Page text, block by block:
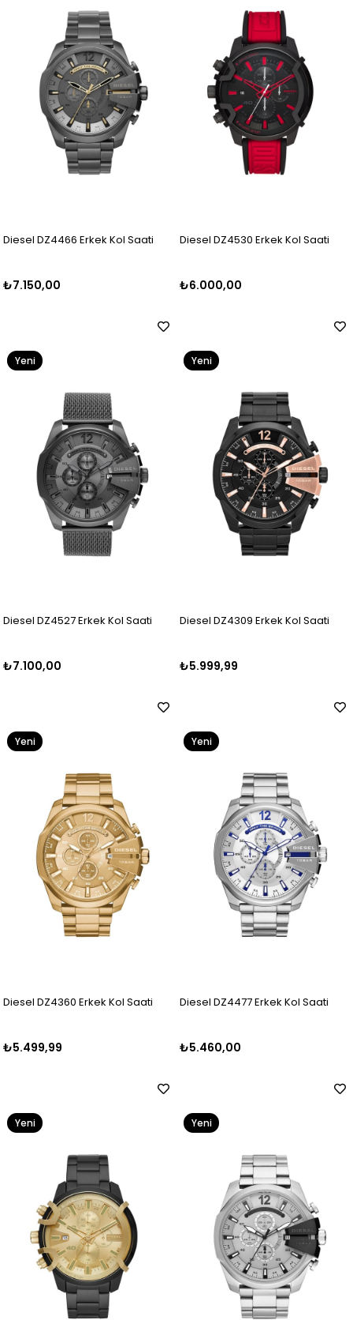
Diesel DZ4466 Erkek Kol Saati
₺7.150,00
Diesel DZ4530 Erkek Kol Saati
₺6.000,00
Diesel DZ4527 Erkek Kol Saati
₺7.100,00
Yeni
Diesel DZ4309 Erkek Kol Saati
₺5.999,99
Yeni
Diesel DZ4360 Erkek Kol Saati
₺5.499,99
Yeni
Diesel DZ4477 Erkek Kol Saati
₺5.460,00
Yeni
Yeni
Yeni